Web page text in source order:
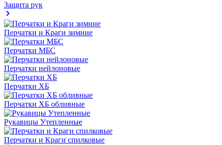
Защита рук
Перчатки и Краги зимние
Перчатки МБС
Перчатки нейлоновые
Перчатки ХБ
Перчатки ХБ обливные
Рукавицы Утепленные
Перчатки и Краги спилковые